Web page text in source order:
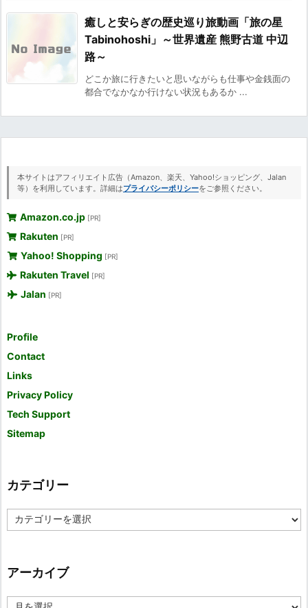
癒しと安らぎの歴史巡り旅動画「旅の星
Tabinohoshi」～世界遺産 熊野古道 中辺
路～
どこか旅に行きたいと思いながらも仕事や金銭面の
都合でなかなか行けない状況もあるか ...
本サイトはアフィリエイト広告（Amazon、楽天、Yahoo!ショッピング、Jalan
等）を利用しています。詳細はプライバシーポリシーをご参照ください。
Amazon.co.jp [PR]
Rakuten [PR]
Yahoo! Shopping [PR]
Rakuten Travel [PR]
Jalan [PR]
Profile
Contact
Links
Privacy Policy
Tech Support
Sitemap
カテゴリー
テ
ー
アーカイブ